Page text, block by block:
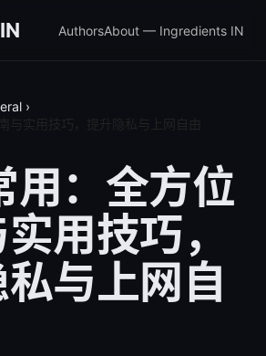
AuthorsAbout — Ingredients IN
›
用：全方位
用技巧，
与上网自